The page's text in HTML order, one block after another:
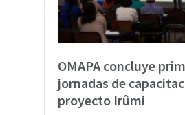
OMAPA concluye
jornadas de
proyecto Irûmi